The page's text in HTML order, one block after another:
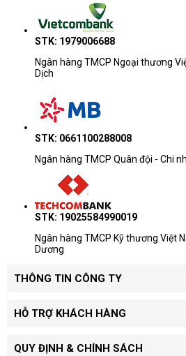
STK: 1979006688
Ngân hàng TMCP Ngoại thương
Dịch
STK: 0661100288008
Ngân hàng TMCP Quân đội - Chi
STK: 19025584990019
Ngân hàng TMCP Kỹ thương Việt
Dương
THÔNG TIN CÔNG TY
HỖ TRỢ KHÁCH HÀNG
QUY ĐỊNH & CHÍNH SÁCH